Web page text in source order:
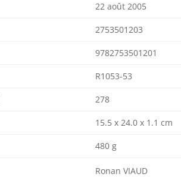
22 août 2005
2753501203
9782753501201
R1053-53
278
15.5 x 24.0 x 1.1 cm
480 g
Ronan VIAUD